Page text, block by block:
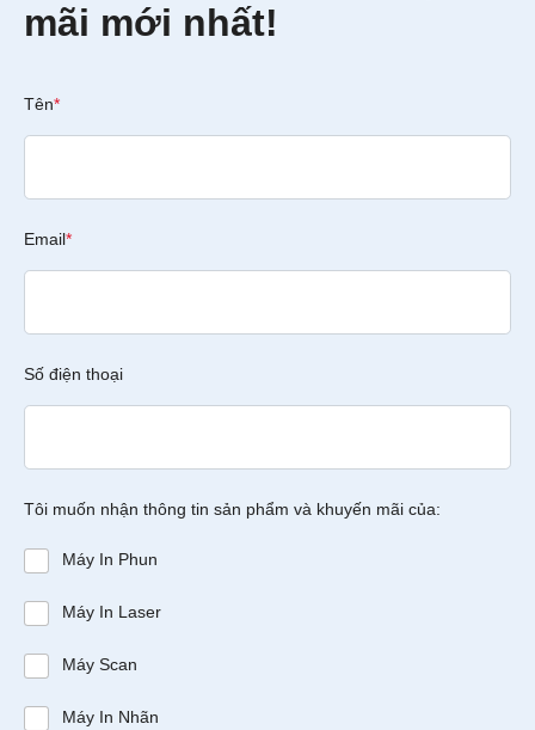
mãi mới nhất!
Tên*
Email*
Số điện thoại
Tôi muốn nhận thông tin sản phẩm và khuyến mãi của:
Máy In Phun
Máy In Laser
Máy Scan
Máy In Nhãn